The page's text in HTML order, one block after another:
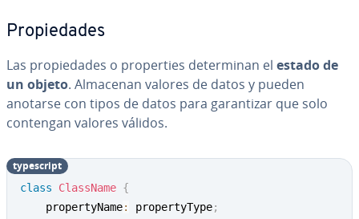
Pro­pie­da­des
Las pro­pie­da­des o pro­pe­r­ties de­te­r­mi­nan el estado de
un objeto. Almacenan valores de datos y pueden
anotarse con tipos de datos para ga­ra­n­ti­zar que solo
contengan valores válidos.
class ClassName {
    propertyName
: propertyType;
ty­pe­s­cri­pt